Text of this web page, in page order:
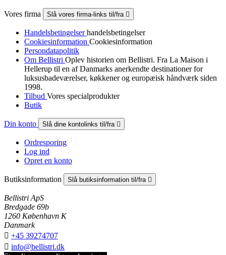
Vores firma Slå vores firma-links til/fra 
Handelsbetingelserhandelsbetingelser
Cookiesinformation Cookiesinformation
Persondatapolitik
Om Bellistri Oplev historien om Bellistri. Fra La Maison i
Hellerup til en af Danmarks anerkendte destinationer for
luksus­badeværelser, køkkener og europæisk håndværk siden
1998.
Tilbud Vores specialprodukter
Butik
Din konto Slå dine kontolinks til/fra 
Ordresporing
Log ind
Opret en konto
Butiksinformation Slå butiksinformation til/fra 
Bellistri ApS
Bredgade 69b
1260 København K
Danmark
 +45 39274707
 info@bellistri.dk